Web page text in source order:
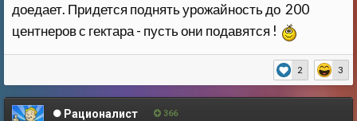
доедает. Придется поднять урожайность до 200
центнеров с гектара - пусть они подавятся !
2 3
Рационалист 366